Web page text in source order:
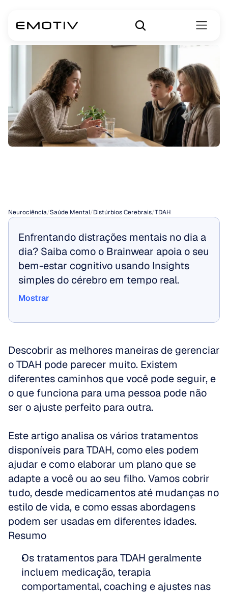
Neurociência/Saúde Mental/Distúrbios Cerebrais/TDAH
Enfrentando distrações mentais no dia a
dia? Saiba como o Brainwear apoia o seu
bem-estar cognitivo usando Insights
simples do cérebro em tempo real.
Mostrar
Descobrir as melhores maneiras de gerenciar
o TDAH pode parecer muito. Existem
diferentes caminhos que você pode seguir, e
o que funciona para uma pessoa pode não
ser o ajuste perfeito para outra.
Este artigo analisa os vários tratamentos
disponíveis para TDAH, como eles podem
ajudar e como elaborar um plano que se
adapte a você ou ao seu filho. Vamos cobrir
tudo, desde medicamentos até mudanças no
estilo de vida, e como essas abordagens
podem ser usadas em diferentes idades.
Resumo
Os tratamentos para TDAH geralmente
incluem medicação, terapia
comportamental, coaching e ajustes nas